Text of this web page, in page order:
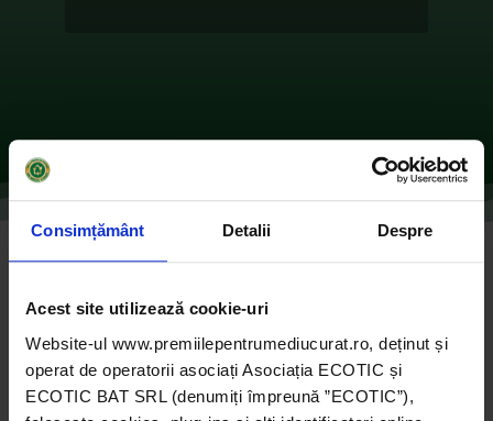
Consimțământ Detalii Despre
Acest site utilizează cookie-uri
Website-ul www.premiilepentrumediucurat.ro, deținut și
operat de operatorii asociați Asociația ECOTIC și
ECOTIC BAT SRL (denumiți împreună ”ECOTIC”),
mediu mai curat
învățământ|0 comentarii